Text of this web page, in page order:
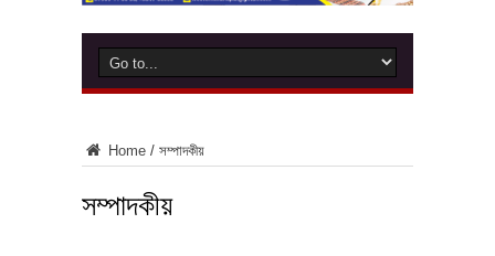
Home / সম্পাদকীয়
সম্পাদকীয়